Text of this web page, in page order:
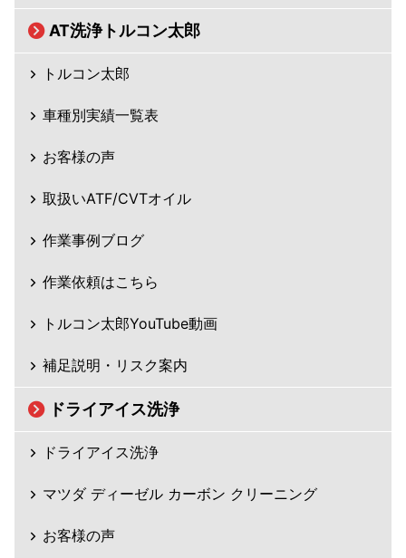
AT洗浄トルコン太郎
トルコン太郎
車種別実績一覧表
お客様の声
取扱いATF/CVTオイル
作業事例ブログ
作業依頼はこちら
トルコン太郎YouTube動画
補足説明・リスク案内
ドライアイス洗浄
ドライアイス洗浄
マツダ ディーゼル カーボン クリーニング
お客様の声